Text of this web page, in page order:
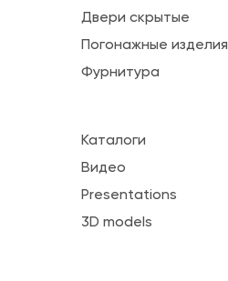
Двери скрытые
Погонажные изделия
Фурнитура
Каталоги
Видео
Presentations
3D models